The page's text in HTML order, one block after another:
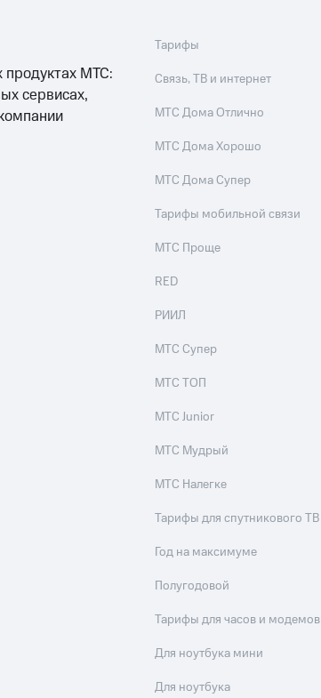
продуктах МТС:
сервисах,
Тарифы
Связь, ТВ и интернет
МТС Дома Отлично
МТС Дома Хорошо
МТС Дома Супер
Тарифы мобильной связи
МТС Проще
RED
РИИЛ
МТС Супер
МТС ТОП
МТС Junior
МТС Мудрый
МТС Налегке
Тарифы для спутникового ТВ
Год на максимуме
Полугодовой
Тарифы для часов и модемов
Для ноутбука мини
Для ноутбука